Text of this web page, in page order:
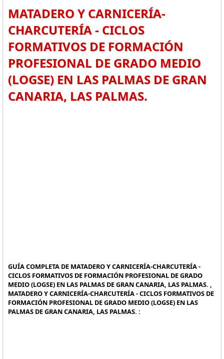
MATADERO Y CARNICERÍA-
CHARCUTERÍA - CICLOS
FORMATIVOS DE FORMACIÓN
PROFESIONAL DE GRADO MEDIO
(LOGSE) EN LAS PALMAS DE GRAN
CANARIA, LAS PALMAS.
GUÍA COMPLETA DE MATADERO Y CARNICERÍA-CHARCUTERÍA -
CICLOS FORMATIVOS DE FORMACIÓN PROFESIONAL DE GRADO
MEDIO (LOGSE) EN LAS PALMAS DE GRAN CANARIA, LAS PALMAS. ,
MATADERO Y CARNICERÍA-CHARCUTERÍA - CICLOS FORMATIVOS DE
FORMACIÓN PROFESIONAL DE GRADO MEDIO (LOGSE) EN LAS
PALMAS DE GRAN CANARIA, LAS PALMAS. :